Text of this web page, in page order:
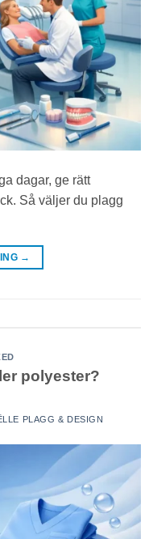
dagar, ge rätt
Så väljer du plagg
→
polyester?
PLAGG & DESIGN